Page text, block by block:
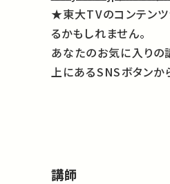
★東大TVのコンテン
るかもしれません。
あなたのお気に入りの
上にあるSNSボタンか
講師